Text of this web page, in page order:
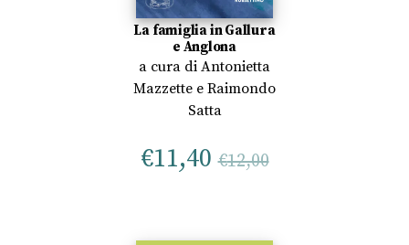
La famiglia in Gallura
e Anglona
a cura di Antonietta
Mazzette e Raimondo
Satta
€11,40 €12,00